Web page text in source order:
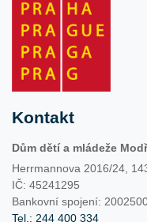
Kontakt
Dům dětí a mládeže
Herrmannova 2016/24,
IČ: 45241295
Bankovní spojení:
Tel.: 244 400 334